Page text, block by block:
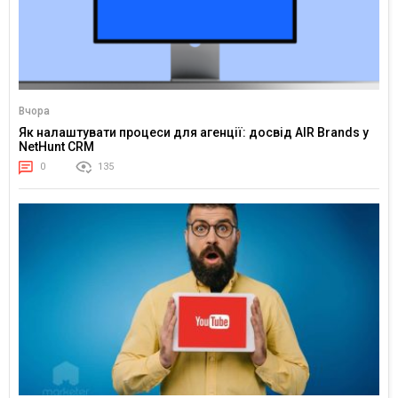
Вчора
Як налаштувати процеси для агенції: досвід AIR Brands у
NetHunt CRM
0 135